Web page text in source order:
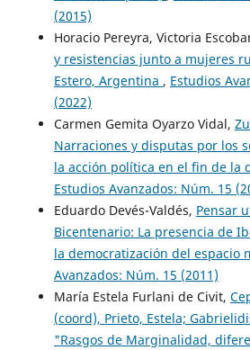
(2015)
Horacio Pereyra, Victoria
y resistencias junto a mujeres
Estero, Argentina , Estudios
(2022)
Carmen Gemita Oyarzo Vidal,
Narraciones y disputas por los
la acción política en el fin de la
Estudios Avanzados: Núm. 15
Eduardo Devés-Valdés, Pensar
Bicentenario: La presencia de
la democratización del espacio
Avanzados: Núm. 15 (2011)
María Estela Furlani de Civit,
(coord), Prieto, Estela;
"Rasgos de Marginalidad,